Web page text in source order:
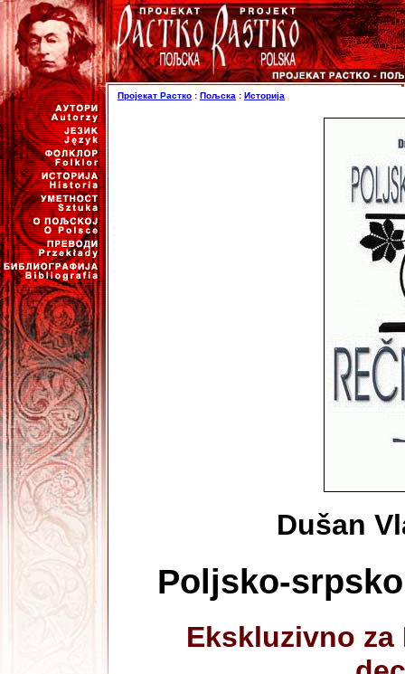
Пројекат Растко : Пољска : Историја
Dušan
Poljsko-
Ekskluzivno